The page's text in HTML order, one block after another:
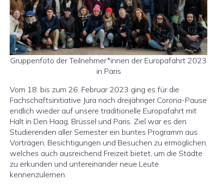
Gruppenfoto der Teilnehmer*innen der Europafahrt 2023
in Paris
Vom 18. bis zum 26. Februar 2023 ging es für die
Fachschaftsinitiative Jura nach dreijähriger Corona-Pause
endlich wieder auf unsere traditionelle Europafahrt mit
Halt in Den Haag, Brüssel und Paris. Ziel war es den
Studierenden aller Semester ein buntes Programm aus
Vorträgen, Besichtigungen und Besuchen zu ermöglichen,
welches auch ausreichend Freizeit bietet, um die Städte
zu erkunden und untereinander neue Leute
kennenzulernen.